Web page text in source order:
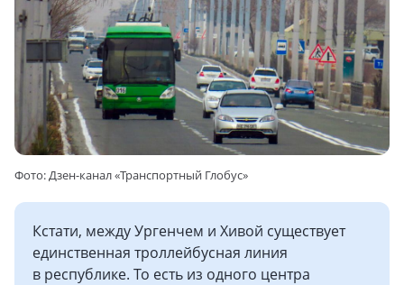
Фото: Дзен-канал «Транспортный Глобус»
Кстати, между Ургенчем и Хивой существует
единственная троллейбусная линия
в республике. То есть из одного центра